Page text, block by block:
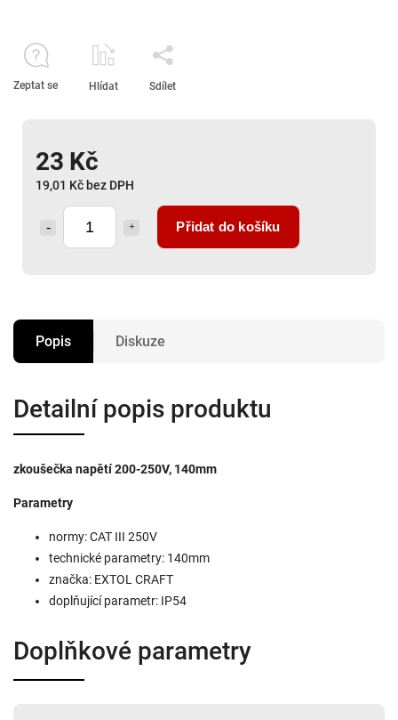
23 Kč
19,01 Kč bez DPH
Přidat do košíku
Zeptat se Hlídat Sdílet
Popis Diskuze
Detailní popis produktu
zkoušečka napětí 200-250V, 140mm
Parametry
normy: CAT III 250V
technické parametry: 140mm
značka: EXTOL CRAFT
doplňující parametr: IP54
Doplňkové parametry